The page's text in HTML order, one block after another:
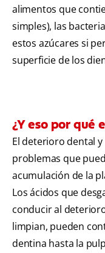
alimentos que
simples), las
estos azúcares si
superficie de los
¿Y eso por qué
El deterioro dental
problemas que
acumulación de la
Los ácidos que
conducir al
limpian, pueden
dentina hasta la